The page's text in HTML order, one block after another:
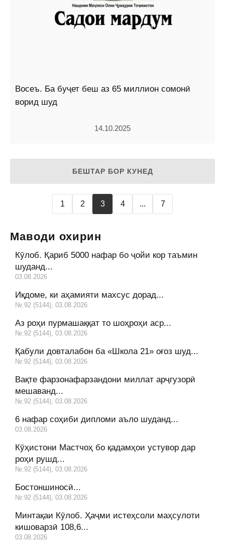
Восеъ. Ба буҷет беш аз 65 миллион сомонӣ
ворид шуд
14.10.2025
БЕШТАР БОР КУНЕД
1 2 3 4 ... 7
Маводи охирин
Кӯлоб. Қариб 5000 нафар бо ҷойи кор таъмин
шуданд...
03.08.2026
Иқдоме, ки аҳамияти махсус дорад...
№:92 (5144), 03.08.2026
Аз роҳи пурмашаққат то шоҳроҳи аср...
№:92 (5144), 03.08.2026
Қабули довталабон ба «Школа 21» оғоз шуд...
№:92 (5144), 03.08.2026
Вақте фарзонафарзандони миллат арҷгузорӣ
мешаванд...
№:92 (5144), 03.08.2026
6 нафар соҳиби дипломи аъло шуданд...
03.08.2026
Кӯҳистони Мастчоҳ бо қадамҳои устувор дар
роҳи рушд...
№:92 (5144), 03.08.2026
Бостоншиносӣ...
№:92 (5144), 03.08.2026
Минтақаи Кӯлоб. Ҳаҷми истеҳсоли маҳсулоти
кишоварзӣ 108,6...
03.08.2026